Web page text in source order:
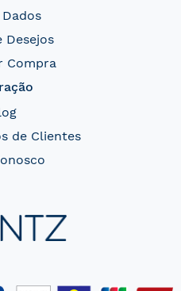
Desejos
Compra
de Clientes